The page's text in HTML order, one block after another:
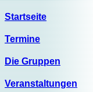
Startseite
Termine
Die Gruppen
Veranstaltungen